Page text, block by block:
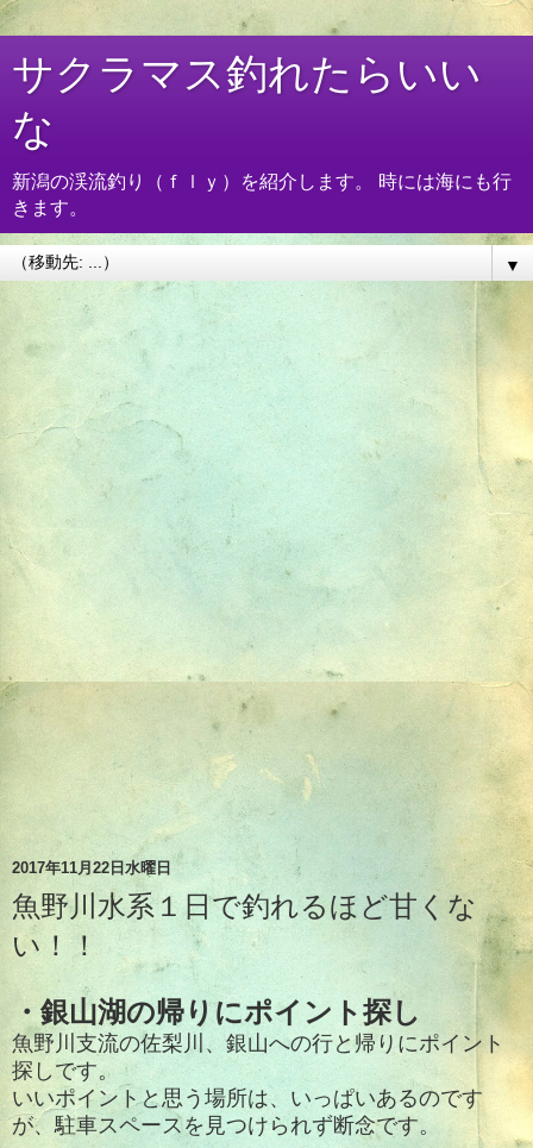
サクラマス釣れたらいい
な
新潟の渓流釣り（ｆｌｙ）を紹介します。 時には海にも行
きます。
▼
2017年11月22日水曜日
魚野川水系１日で釣れるほど甘くな
い！！
・銀山湖の帰りにポイント探し
魚野川支流の佐梨川、銀山への行と帰りにポイント
探しです。
いいポイントと思う場所は、いっぱいあるのです
が、駐車スペースを見つけられず断念です。